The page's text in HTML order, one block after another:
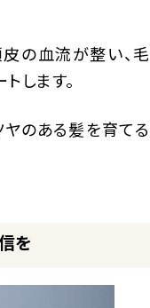
の血流が整い、毛
します。
ヤのある髪を育てる
を